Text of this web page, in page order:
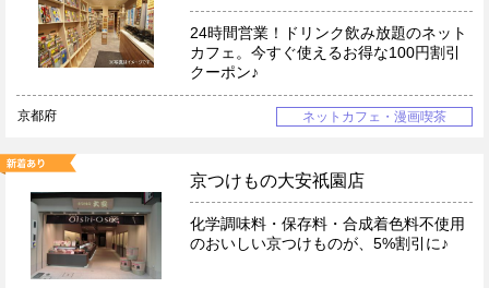
24時間営業！ドリンク飲み放題のネット
カフェ。今すぐ使えるお得な100円割引
クーポン♪
京都府 ネットカフェ・漫画喫茶
京つけもの大安祇園店
化学調味料・保存料・合成着色料不使用
のおいしい京つけものが、5%割引に♪